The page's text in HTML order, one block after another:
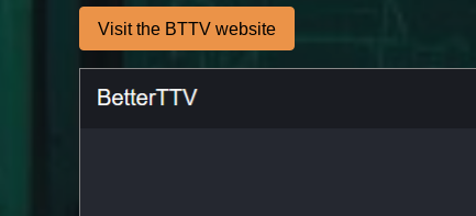
Visit the BTTV website